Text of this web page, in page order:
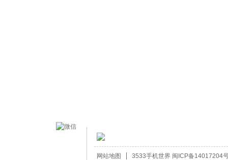
网站地图 3533手机世界 闽ICP备14017204